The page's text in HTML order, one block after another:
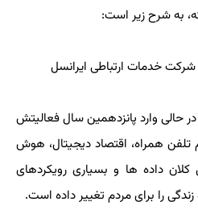
به شرح زیر است:
خدمات ارتباطی ایرانسل
حالی وارد پانزدهمین سال فعالیتش
همراه، اقتصاد دیجیتال، هوش
کلان داده ها و بسیاری رویکردهای